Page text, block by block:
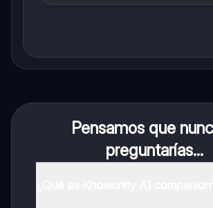
Pensamos que
preguntarías...